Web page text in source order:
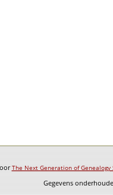
The Next Generation of Genealogy
Gegevens